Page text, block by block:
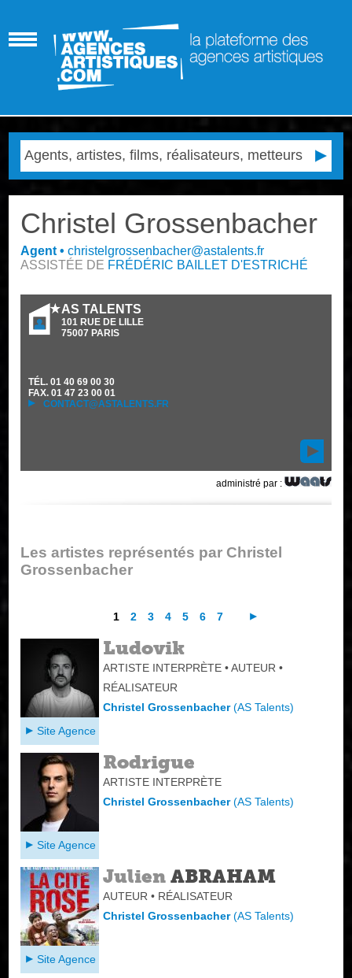
Christel Grossenbacher
Agent •christelgrossenbacher@astalents.fr
ASSISTÉE DE FRÉDÉRIC BAILLET D'ESTRICHÉ
AS TALENTS
101 RUE DE LILLE
75007 PARIS
TÉL.01 40 69 00 30
FAX.01 47 23 00 01
CONTACT@ASTALENTS.FR
administré par :
Les artistes représentés par Christel
Grossenbacher
1 2 3 4 5 6 7
Ludovik
ARTISTE INTERPRÈTE • AUTEUR •
RÉALISATEUR
Christel Grossenbacher(AS Talents)
Site Agence
Rodrigue
ARTISTE INTERPRÈTE
Christel Grossenbacher(AS Talents)
Site Agence
Julien ABRAHAM
AUTEUR • RÉALISATEUR
Christel Grossenbacher(AS Talents)
Site Agence